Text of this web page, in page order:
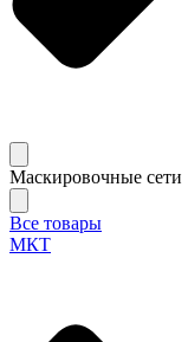
Маскировочные сети
Все товары
МКТ